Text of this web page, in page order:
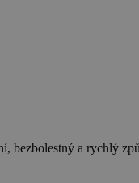
bezbolestný a rychlý